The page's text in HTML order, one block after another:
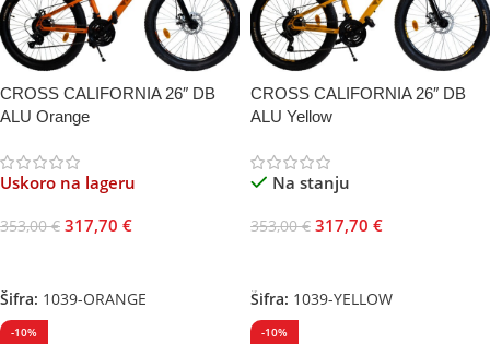
CROSS CALIFORNIA 26″ DB
ALU Orange
Uskoro na lageru
353,00€ 317,70 €
Šifra: 1039-ORANGE
CROSS CALIFORNIA 26″ DB
ALU Yellow
Na stanju
353,00€ 317,70 €
Šifra: 1039-YELLOW
-10% -10%